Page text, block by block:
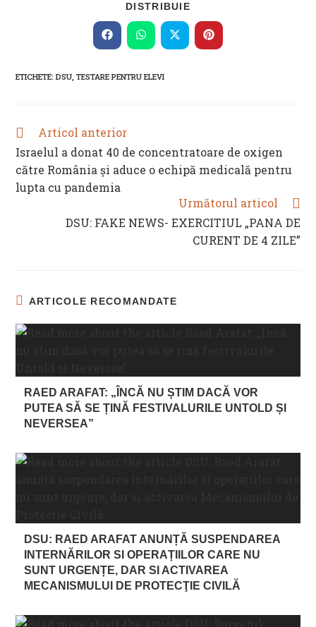
DISTRIBUIE
THIS
CONTENT
Opens
in
window
Opens
in
window
Opens
in
Opens
in
ETICHETE:DSU, TESTARE PENTRU ELEVI
READ
MORE
ARTICLES
Articol anterior
Israelul a donat 40 de concentratoare de oxigen
către România și aduce o echipă medicală pentru
lupta cu pandemia
Următorul articol
DSU: FAKE NEWS- EXERCITIUL „PANA DE
CURENT DE 4 ZILE”
ARTICOLE RECOMANDATE
RAED ARAFAT: „ÎNCĂ NU ȘTIM DACĂ VOR
PUTEA SĂ SE ȚINĂ FESTIVALURILE UNTOLD ȘI
NEVERSEA”
DSU: RAED ARAFAT ANUNȚĂ SUSPENDAREA
INTERNĂRILOR SI OPERAȚIILOR CARE NU
SUNT URGENȚE, DAR SI ACTIVAREA
MECANISMULUI DE PROTECŢIE CIVILĂ